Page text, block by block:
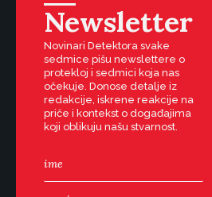
Newsletter
Novinari Detektora svake
sedmice pišu newslettere o
protekloj i sedmici koja nas
očekuje. Donose detalje iz
redakcije, iskrene reakcije na
priče i kontekst o događajima
koji oblikuju našu stvarnost.